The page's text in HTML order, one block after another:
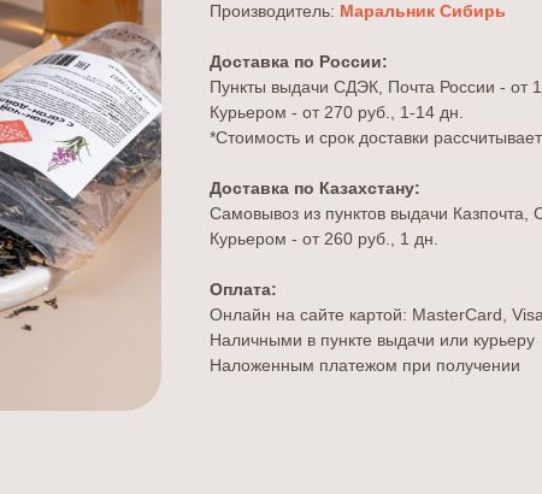
Производитель: Маральник Сибирь
Доставка по России:
Пункты выдачи СДЭК, Почта России - от
Курьером - от 270 руб., 1-14 дн.
*Стоимость и срок доставки
Доставка по Казахстану:
Самовывоз из пунктов выдачи
Курьером - от 260 руб., 1 дн.
Оплата:
Онлайн на сайте картой: MasterCard,
Наличными в пункте выдачи или курьеру
Наложенным платежом при получении